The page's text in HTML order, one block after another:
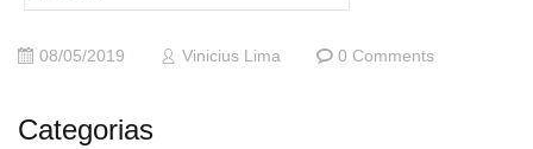
08/05/2019 Vinicius Lima 0 Comments
Categorias